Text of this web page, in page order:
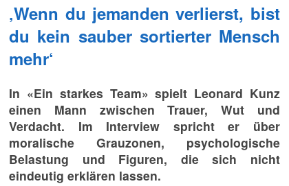
‚Wenn du jemanden verlierst, bist
du kein sauber sortierter Mensch
mehr‘
In «Ein starkes Team» spielt Leonard Kunz
einen Mann zwischen Trauer, Wut und
Verdacht. Im Interview spricht er über
moralische Grauzonen, psychologische
Belastung und Figuren, die sich nicht
eindeutig erklären lassen.